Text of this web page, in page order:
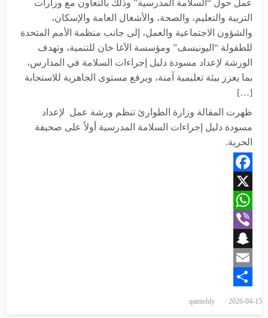
عمل حول “السلامة المدرسية” وذلك بالتعاون مع وزارات
التربية والتعليم، والصحة، والأشغال العامة والإسكان،
والشؤون الاجتماعية والعمل، إلى جانب منظمة الأمم المتحدة
للطفولة “اليونيسف” ومؤسسة الآغا خان للتنمية، وتهدف
الورشة لإعداد مسودة دليل إجراءات السلامة في المدارس،
بما يعزز بيئة تعليمية آمنة، ويرفع مستوى الجاهزية للاستجابة
[…]
ظهرت المقالة وزارة الطوارئ تنظم ورشة عمل لإعداد
مسودة دليل إجراءات السلامة المدرسية أولاً على صحيفة
الحرية.
Facebook
X
WhatsApp
Viber
Snapchat
Email
نُشر
2026-04-15
qamishly